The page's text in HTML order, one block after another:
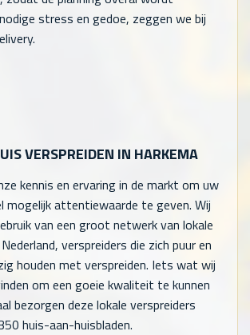
stress en gedoe, zeggen we bij
VERSPREIDEN IN HARKEMA
kennis en ervaring in de markt om uw
mogelijk attentiewaarde te geven. Wij
van een groot netwerk van lokale
verspreiders die zich puur en
houden met verspreiden. Iets wat wij
om een goeie kwaliteit te kunnen
bezorgen deze lokale verspreiders
huis-aan-huisbladen.